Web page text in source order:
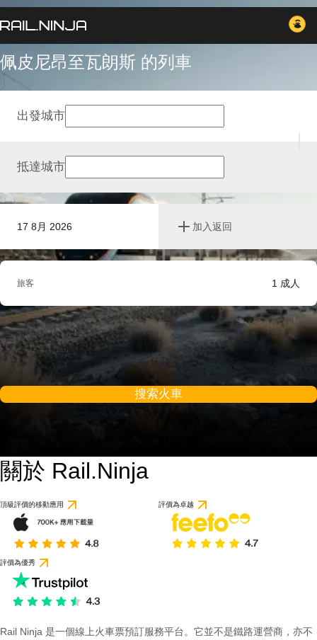
佩皮尼昂至瓦朗斯 的列車
17 8月 2026 加入返回
出發城市
抵達城市
旅客 1 成人
搜索火車
關於 Rail.Ninja
頂級評價的移動應用 評價為卓越
評價為優秀
Rail Ninja 是一個線上火車票預訂服務平台。它並不是鐵路運營商，亦不